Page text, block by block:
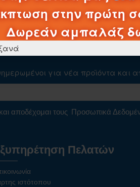
στην πρώτη
Δωρεάν αμπαλάζ
για νέα προϊόντα και
αποδέχομαι τους Προσωπικά
Πελατών
ιστότοπου